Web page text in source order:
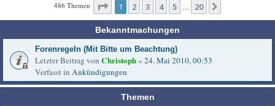
486 Themen Seite 1von 20
1 2 3 4 5 … 20
Bekanntmachungen
Forenregeln (Mit Bitte um Beachtung)
Letzter Beitrag von Christoph « 24. Mai 2010, 00:53
Verfasst in Ankündigungen
Themen